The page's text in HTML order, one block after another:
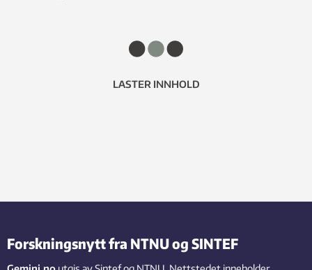
LASTER INNHOLD
Forskningsnytt fra NTNU og SINTEF